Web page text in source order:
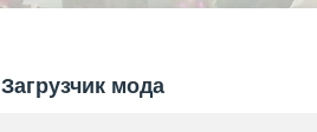
Загрузчик мода